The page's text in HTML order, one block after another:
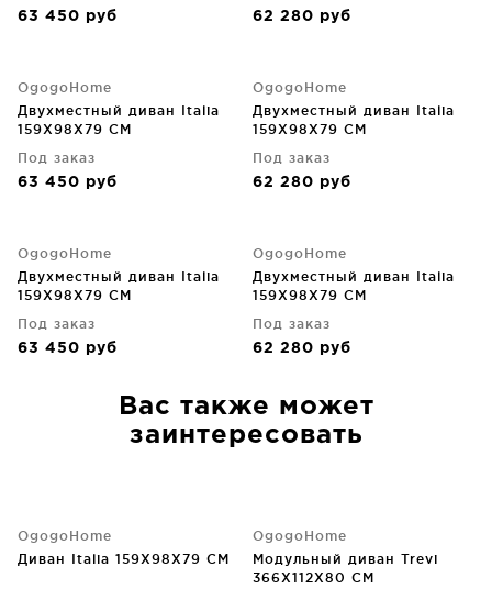
63 450 руб 62 280 руб
OgogoHome
Двухместный диван Italia
159X98X79 CM
Под заказ
63 450 руб
OgogoHome
Двухместный диван Italia
159X98X79 CM
Под заказ
62 280 руб
OgogoHome
Двухместный диван Italia
159X98X79 CM
Под заказ
63 450 руб
OgogoHome
Двухместный диван Italia
159X98X79 CM
Под заказ
62 280 руб
Вас также может
заинтересовать
OgogoHome
Диван Italia 159X98X79 CM
OgogoHome
Модульный диван Trevi
366X112X80 CM